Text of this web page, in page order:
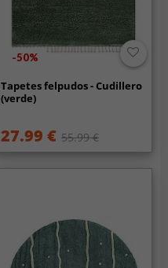
-50%
Tapetes felpudos - Cudillero
(verde)
27.99 € 55.99 €